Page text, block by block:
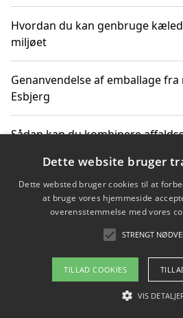
Hvordan du kan genbruge
miljøet
Genanvendelse af emballage
Esbjerg
Sådan kan du kombinere
Hvordan affaldssortering kan
Om / kontakt
Blog
Dette website bruger
Dette websted bruger cookies til at
at bruge vores hjemmeside
overensstemmelse med vores
STRENGT
TILLAD COOKIES
VIS